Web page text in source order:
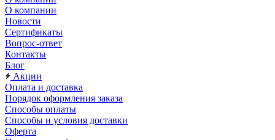
О компании
Новости
Сертификаты
Вопрос-ответ
Контакты
Блог
Акции
Оплата и доставка
Порядок оформления заказа
Способы оплаты
Способы и условия доставки
Оферта